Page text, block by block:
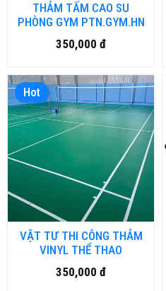
THẢM TẤM CAO SU
PHÒNG GYM PTN.GYM.HN
350,000 đ
Hot
VẬT TƯ THI CÔNG THẢM
VINYL THỂ THAO
350,000 đ